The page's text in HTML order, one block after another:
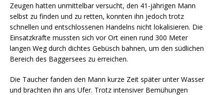
Zeugen hatten unmittelbar versucht, den 41-jährigen Mann
selbst zu finden und zu retten, konnten ihn jedoch trotz
schnellen und entschlossenen Handelns nicht lokalisieren. Die
Einsatzkräfte mussten sich vor Ort einen rund 300 Meter
langen Weg durch dichtes Gebüsch bahnen, um den südlichen
Bereich des Baggersees zu erreichen.
Die Taucher fanden den Mann kurze Zeit später unter Wasser
und brachten ihn ans Ufer. Trotz intensiver Bemühungen